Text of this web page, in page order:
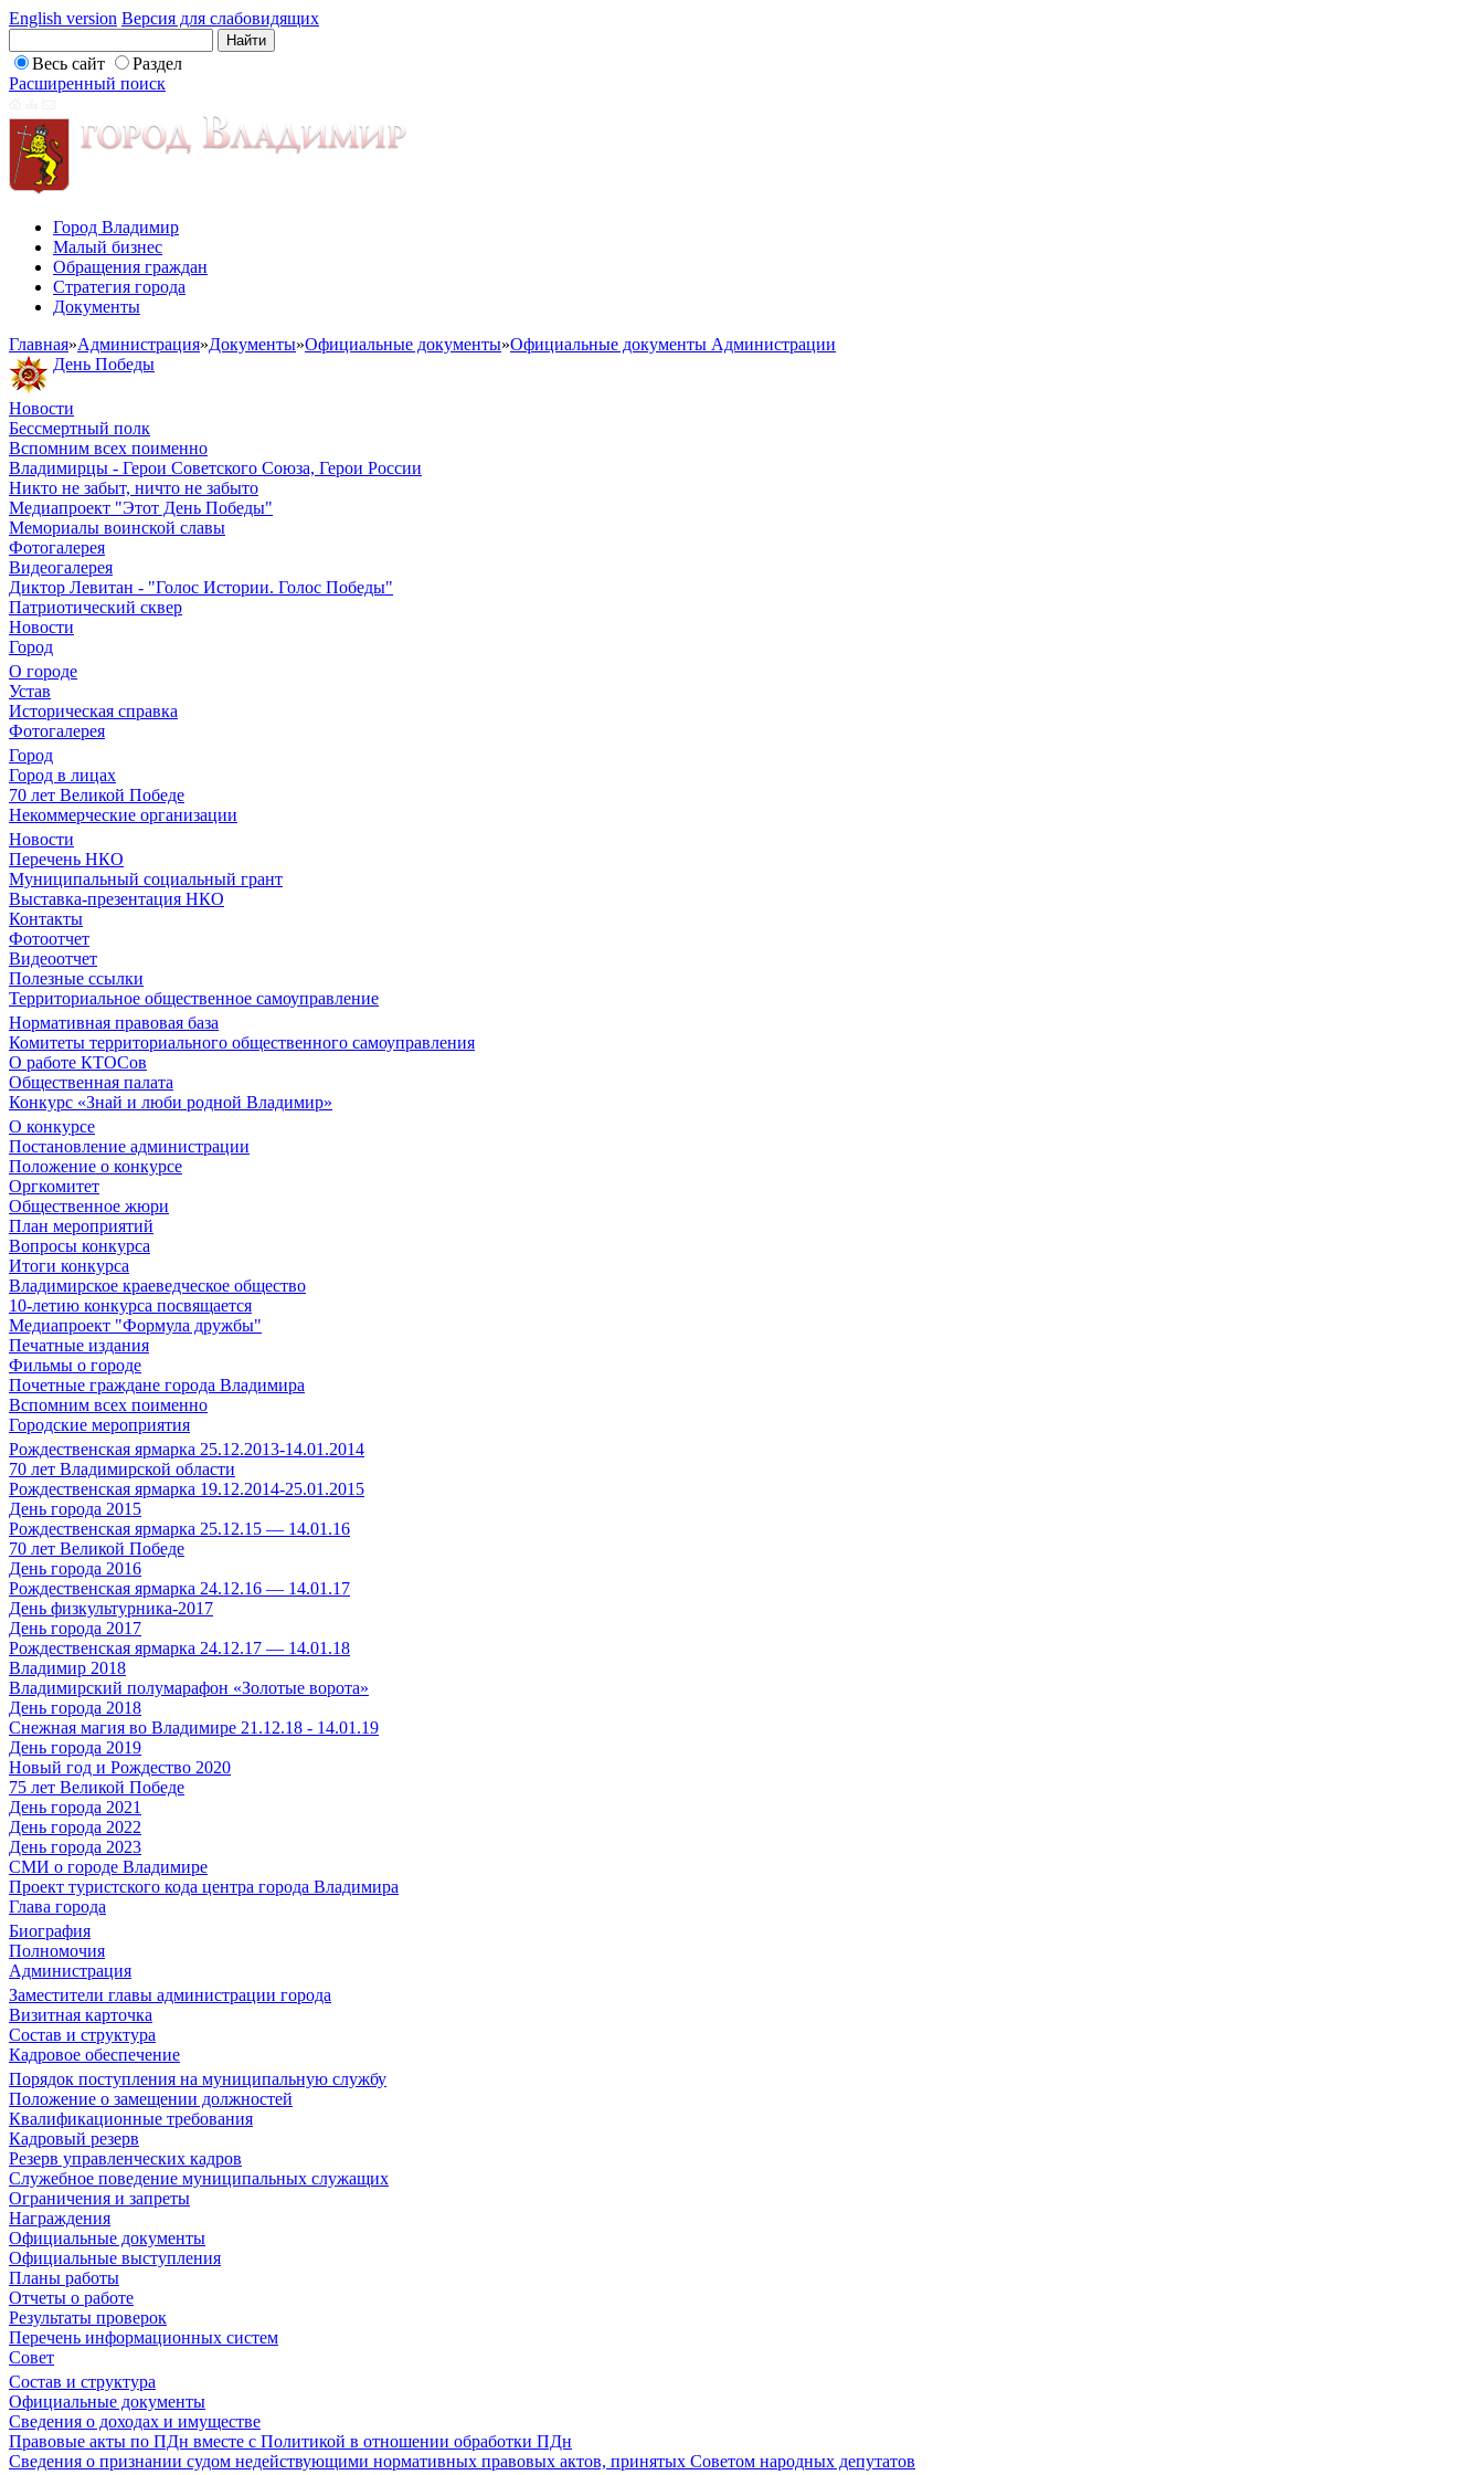
English version Версия для слабовидящих
Весь сайт
Раздел
Расширенный поиск
Город Владимир
Малый бизнес
Обращения граждан
Стратегия города
Документы
Главная»Администрация»Документы»Официальные документы»Официальные документы Администрации
День Победы
Новости
Бессмертный полк
Вспомним всех поименно
Владимирцы - Герои Советского Союза, Герои России
Никто не забыт, ничто не забыто
Медиапроект "Этот День Победы"
Мемориалы воинской славы
Фотогалерея
Видеогалерея
Диктор Левитан - "Голос Истории. Голос Победы"
Патриотический сквер
Новости
Город
О городе
Устав
Историческая справка
Фотогалерея
Город
Город в лицах
70 лет Великой Победе
Некоммерческие организации
Новости
Перечень НКО
Муниципальный социальный грант
Выставка-презентация НКО
Контакты
Фотоотчет
Видеоотчет
Полезные ссылки
Территориальное общественное самоуправление
Нормативная правовая база
Комитеты территориального общественного самоуправления
О работе КТОСов
Общественная палата
Конкурс «Знай и люби родной Владимир»
О конкурсе
Постановление администрации
Положение о конкурсе
Оргкомитет
Общественное жюри
План мероприятий
Вопросы конкурса
Итоги конкурса
Владимирское краеведческое общество
10-летию конкурса посвящается
Медиапроект "Формула дружбы"
Печатные издания
Фильмы о городе
Почетные граждане города Владимира
Вспомним всех поименно
Городские мероприятия
Рождественская ярмарка 25.12.2013-14.01.2014
70 лет Владимирской области
Рождественская ярмарка 19.12.2014-25.01.2015
День города 2015
Рождественская ярмарка 25.12.15 — 14.01.16
70 лет Великой Победе
День города 2016
Рождественская ярмарка 24.12.16 — 14.01.17
День физкультурника-2017
День города 2017
Рождественская ярмарка 24.12.17 — 14.01.18
Владимир 2018
Владимирский полумарафон «Золотые ворота»
День города 2018
Снежная магия во Владимире 21.12.18 - 14.01.19
День города 2019
Новый год и Рождество 2020
75 лет Великой Победе
День города 2021
День города 2022
День города 2023
СМИ о городе Владимире
Проект туристского кода центра города Владимира
Глава города
Биография
Полномочия
Администрация
Заместители главы администрации города
Визитная карточка
Состав и структура
Кадровое обеспечение
Порядок поступления на муниципальную службу
Положение о замещении должностей
Квалификационные требования
Кадровый резерв
Резерв управленческих кадров
Служебное поведение муниципальных служащих
Ограничения и запреты
Награждения
Официальные документы
Официальные выступления
Планы работы
Отчеты о работе
Результаты проверок
Перечень информационных систем
Совет
Состав и структура
Официальные документы
Сведения о доходах и имуществе
Правовые акты по ПДн вместе с Политикой в отношении обработки ПДн
Сведения о признании судом недействующими нормативных правовых актов, принятых Советом народных депутатов